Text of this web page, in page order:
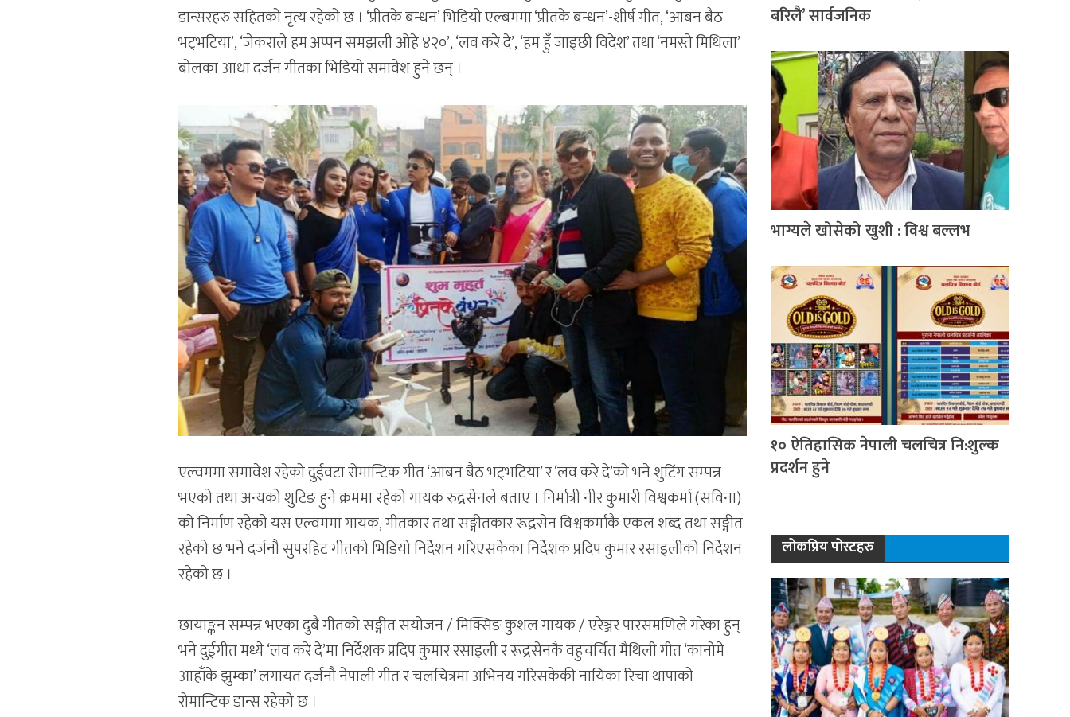
डान्सरहरु सहितको नृत्य रहेको छ । ‘प्रीतके बन्धन’ भिडियो एल्बममा ‘प्रीतके बन्धन’-शीर्ष गीत, ‘आबन बैठ
भट्भटिया’, ‘जेकराले हम अप्पन समझली ओहे ४२०’, ‘लव करे दे’, ‘हम हुँ जाइछी विदेश’ तथा ‘नमस्ते मिथिला’
बोलका आधा दर्जन गीतका भिडियो समावेश हुने छन् ।
एल्वममा समावेश रहेको दुईवटा रोमान्टिक गीत ‘आबन बैठ भट्भटिया’ र ‘लव करे दे’को भने शुटिंग सम्पन्न
भएको तथा अन्यको शुटिङ हुने क्रममा रहेको गायक रुद्रसेनले बताए । निर्मात्री नीर कुमारी विश्वकर्मा (सविना)
को निर्माण रहेको यस एल्वममा गायक, गीतकार तथा सङ्गीतकार रूद्रसेन विश्वकर्माकै एकल शब्द तथा सङ्गीत
रहेको छ भने दर्जनौ सुपरहिट गीतको भिडियो निर्देशन गरिएसकेका निर्देशक प्रदिप कुमार रसाइलीको निर्देशन
रहेको छ ।
छायाङ्कन सम्पन्न भएका दुबै गीतको सङ्गीत संयोजन / मिक्सिङ कुशल गायक / एरेञ्जर पारसमणिले गरेका हुन्
भने दुईगीत मध्ये ‘लव करे दे’मा निर्देशक प्रदिप कुमार रसाइली र रूद्रसेनकै वहुचर्चित मैथिली गीत ‘कानोमे
आहाँके झुम्का’ लगायत दर्जनौ नेपाली गीत र चलचित्रमा अभिनय गरिसकेकी नायिका रिचा थापाको
रोमान्टिक डान्स रहेको छ ।
बरिलै’ सार्वजनिक
भाग्यले खोसेको खुशी : विश्व बल्लभ
१० ऐतिहासिक नेपाली चलचित्र नि:शुल्क
प्रदर्शन हुने
लोकप्रिय पोस्टहरु